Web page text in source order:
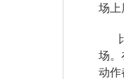
场上
场。
动作